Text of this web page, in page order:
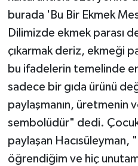
burada 'Bu Bir Ekmek
Dilimizde ekmek parası
çıkarmak deriz, ekmeği
bu ifadelerin temelinde
sadece bir gıda ürünü
paylaşmanın, üretmenin
sembolüdür" dedi.
paylaşan Hacısüleyman,
öğrendiğim ve hiç